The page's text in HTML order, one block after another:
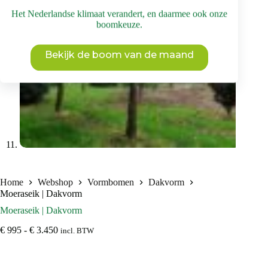
Het Nederlandse klimaat verandert, en daarmee ook onze
boomkeuze.
Bekijk de boom van de maand
Home Webshop Vormbomen
Dakvorm
Moeraseik | Dakvorm
Moeraseik | Dakvorm
€ 995 - € 3.450Prijsklasse:
incl. BTW